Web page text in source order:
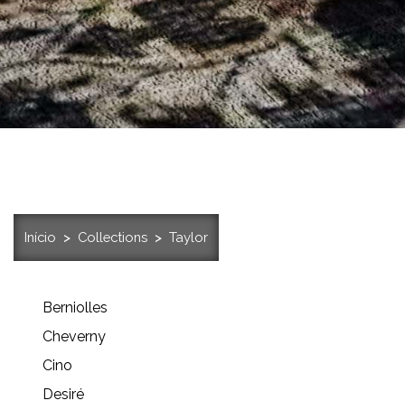
Início Collections Taylor
Berniolles
Cheverny
Cino
Desiré